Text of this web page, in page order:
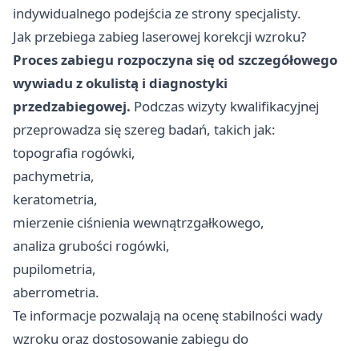
indywidualnego podejścia ze strony specjalisty.
Jak przebiega zabieg laserowej korekcji wzroku?
Proces zabiegu rozpoczyna się od szczegółowego
wywiadu z okulistą i diagnostyki
przedzabiegowej. Podczas wizyty kwalifikacyjnej
przeprowadza się szereg badań, takich jak:
topografia rogówki,
pachymetria,
keratometria,
mierzenie ciśnienia wewnątrzgałkowego,
analiza grubości rogówki,
pupilometria,
aberrometria.
Te informacje pozwalają na ocenę stabilności wady
wzroku oraz dostosowanie zabiegu do